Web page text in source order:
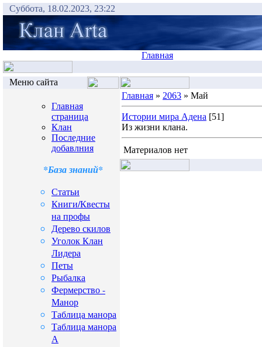
Суббота, 18.02.2023, 23:22
Главная
Меню сайта
Главная
страница
Клан
Последние
добавлния
*База знаний*
Статьи
Книги/Квесты
на профы
Дерево скилов
Уголок Клан
Лидера
Петы
Рыбалка
Фермерство -
Манор
Таблица манора
Таблица манора
А
Главная » 2063 » Май
Истории мира Адена [51]
Из жизни клана.
Материалов нет